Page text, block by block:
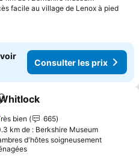
facile au village de Lenox à pied
Consulter les prix
à mes favoris
bien
665
km de : Berkshire Museum
d'hôtes soigneusement